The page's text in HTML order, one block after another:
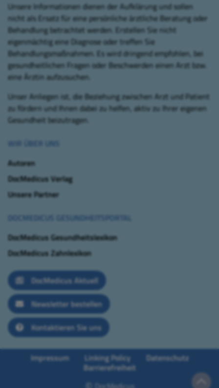
Unsere Informationen dienen der Aufklärung und sollen
nicht als Ersatz für eine persönliche ärztliche Beratung oder
Behandlung betrachtet werden. Erstellen Sie nicht
eigenmächtig eine Diagnose oder treffen Sie
Behandlungsmaßnahmen. Es wird dringend empfohlen, bei
gesundheitlichen Fragen oder Beschwerden einen Arzt bzw.
eine Ärztin aufzusuchen.
Unser Anliegen ist, die Beziehung zwischen Arzt und Patient
zu fördern und Ihnen dabei zu helfen, aktiv zu Ihrer eigenen
Gesundheit beizutragen.
WIR ÜBER UNS
Autoren
DocMedicus Verlag
Unsere Partner
DOCMEDICUS GESUNDHEITSPORTAL
DocMedicus Gesundheitslexikon
DocMedicus Zahnlexikon
DocMedicus Aktuell
Newsletter bestellen
Kontaktieren Sie uns
Impressum Linking Policy
Datenschutz
Barrierefreiheit